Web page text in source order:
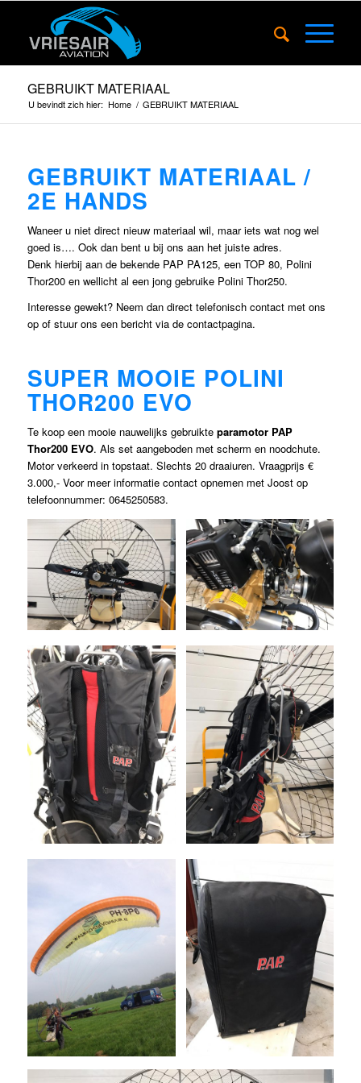
GEBRUIKT MATERIAAL
U bevindt zich hier: Home / GEBRUIKT MATERIAAL
GEBRUIKT MATERIAAL /
2E HANDS
Waneer u niet direct nieuw materiaal wil, maar iets wat nog wel
goed is…. Ook dan bent u bij ons aan het juiste adres.
Denk hierbij aan de bekende PAP PA125, een TOP 80, Polini
Thor200 en wellicht al een jong gebruike Polini Thor250.
Interesse gewekt? Neem dan direct telefonisch contact met ons
op of stuur ons een bericht via de contactpagina.
SUPER MOOIE POLINI
THOR200 EVO
Te koop een mooie nauwelijks gebruikte paramotor PAP
Thor200 EVO. Als set aangeboden met scherm en noodchute.
Motor verkeerd in topstaat. Slechts 20 draaiuren. Vraagprijs €
3.000,- Voor meer informatie contact opnemen met Joost op
telefoonnummer: 0645250583.